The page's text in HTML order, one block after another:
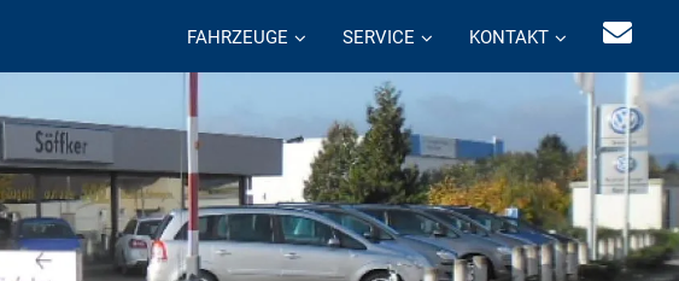
FAHRZEUGE SERVICE KONTAKT